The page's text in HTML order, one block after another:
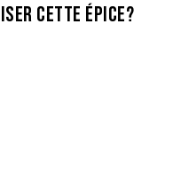
CETTE ÉPICE?